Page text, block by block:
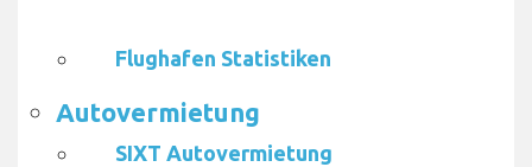
Flughafen Statistiken
Autovermietung
SIXT Autovermietung